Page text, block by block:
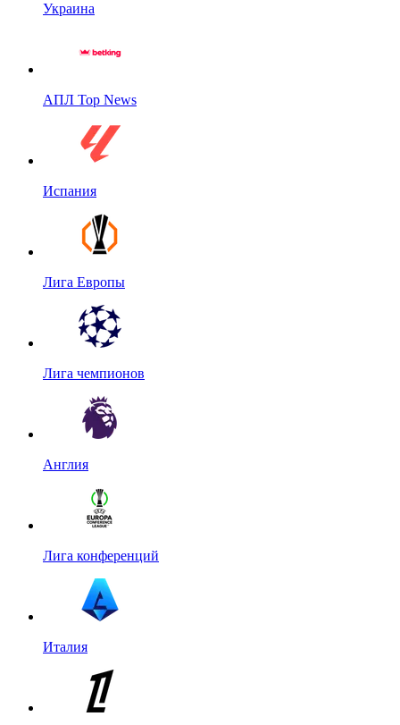
Украина
АПЛ Top News
Испания
Лига Европы
Лига чемпионов
Англия
Лига конференций
Италия